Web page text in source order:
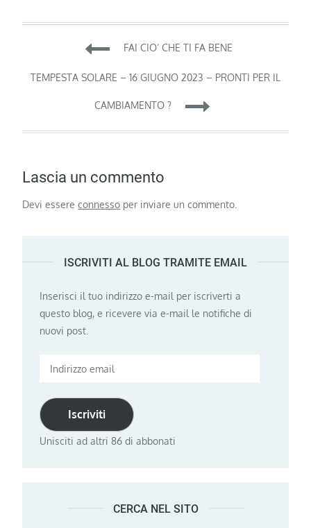
Navigazione
articoli
FAI CIO’ CHE TI FA BENE
TEMPESTA SOLARE – 16 GIUGNO 2023 – PRONTI PER IL
CAMBIAMENTO ?
Lascia un commento
Devi essereconnesso per inviare un commento.
ISCRIVITI AL BLOG TRAMITE EMAIL
Inserisci il tuo indirizzo e-mail per iscriverti a
questo blog, e ricevere via e-mail le notifiche di
nuovi post.
Indirizzo
Iscriviti
Unisciti ad altri 86 di abbonati
CERCA NEL SITO